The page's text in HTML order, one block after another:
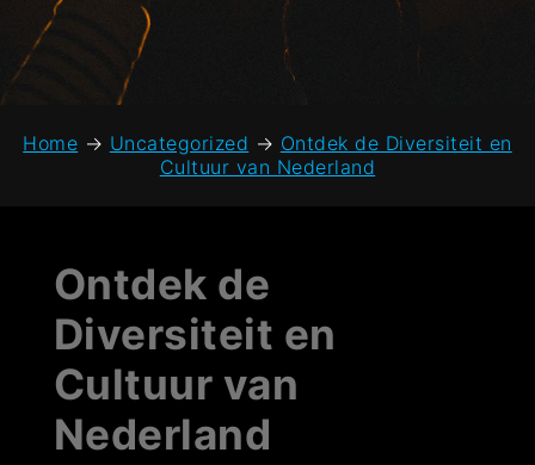
Home → Uncategorized → Ontdek de Diversiteit en
Cultuur van Nederland
Ontdek de
Diversiteit en
Cultuur van
Nederland